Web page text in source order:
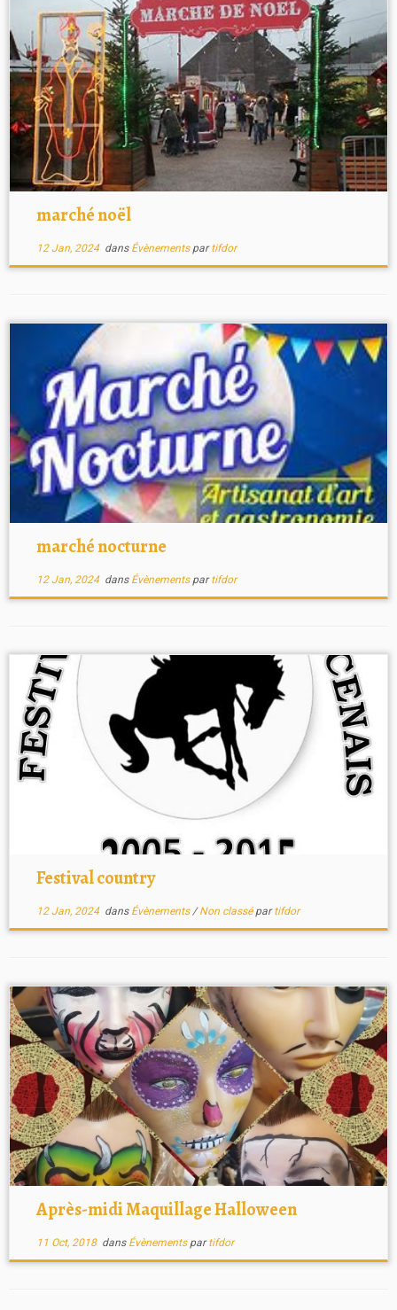
marché noël
12 Jan, 2024dans Évènements partifdor
marché nocturne
12 Jan, 2024dans Évènements partifdor
Festival country
12 Jan, 2024dans Évènements/Non classé partifdor
Après-midi Maquillage Halloween
11 Oct, 2018dans Évènements partifdor